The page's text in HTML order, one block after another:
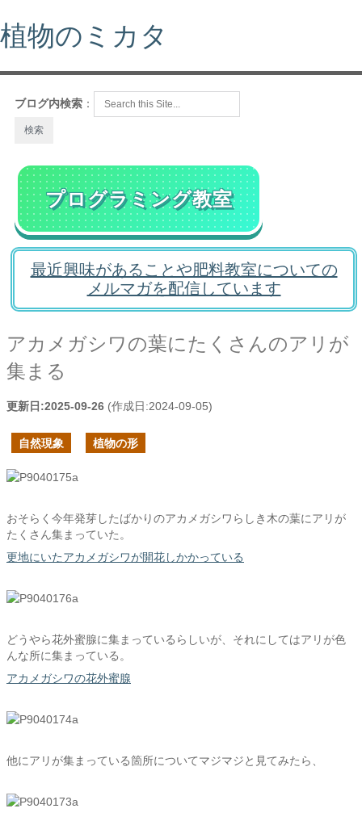
植物のミカタ
ブログ内検索 ：
プログラミング教室
最近興味があることや肥料教室についての
メルマガを配信しています
アカメガシワの葉にたくさんのアリが
集まる
更新日:2025-09-26 (作成日:2024-09-05)
自然現象 植物の形
おそらく今年発芽したばかりのアカメガシワらしき木の葉にアリが
たくさん集まっていた。
更地にいたアカメガシワが開花しかかっている
どうやら花外蜜腺に集まっているらしいが、それにしてはアリが色
んな所に集まっている。
アカメガシワの花外蜜腺
他にアリが集まっている箇所についてマジマジと見てみたら、